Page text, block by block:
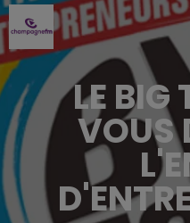
LE BIG
VOUS